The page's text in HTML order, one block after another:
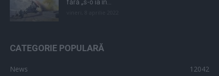
fără „s-o ia în...
CATEGORIE POPULARĂ
News
12042